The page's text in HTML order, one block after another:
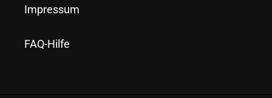
Impressum
FAQ-Hilfe